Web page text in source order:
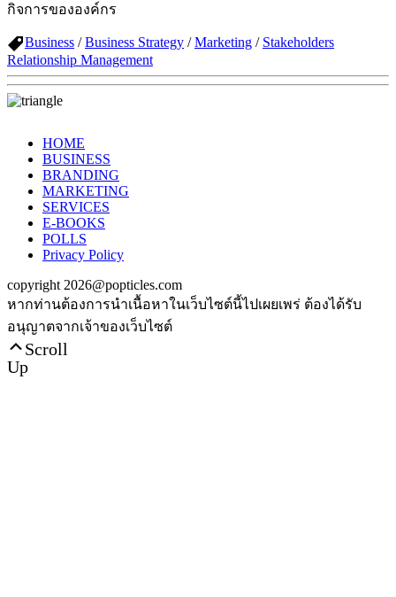
กิจการขององค์กร
Business /Business Strategy /Marketing / Stakeholders
Relationship Management
HOME
BUSINESS
BRANDING
MARKETING
SERVICES
E-BOOKS
POLLS
Privacy Policy
copyright 2026@popticles.com
หากท่านต้องการนำเนื้อหาในเว็บไซต์นี้ไปเผยเพร่ ต้องได้รับ
อนุญาตจากเจ้าของเว็บไซต์
Scroll
Up